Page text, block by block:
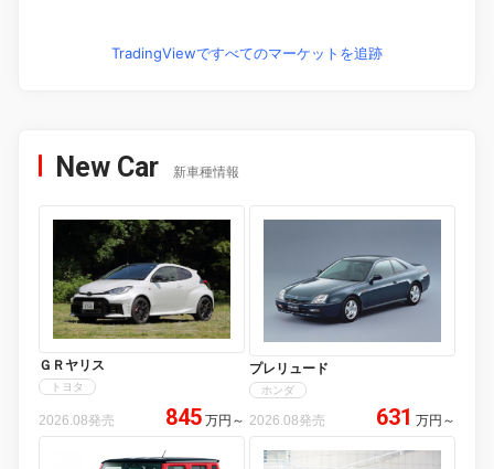
TradingViewですべてのマーケットを追跡
New Car 新車種情報
ＧＲヤリス
トヨタ
2026.08発売 845 万円 ～
プレリュード
ホンダ
2026.08発売 631 万円 ～